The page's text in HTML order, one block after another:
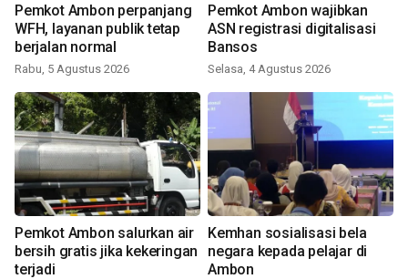
Pemkot Ambon perpanjang
WFH, layanan publik tetap
berjalan normal
Rabu, 5 Agustus 2026
Pemkot Ambon wajibkan
ASN registrasi digitalisasi
Bansos
Selasa, 4 Agustus 2026
Pemkot Ambon salurkan air
bersih gratis jika kekeringan
terjadi
Kemhan sosialisasi bela
negara kepada pelajar di
Ambon